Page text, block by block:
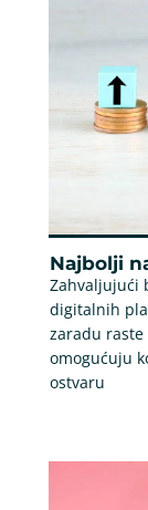
Najbolji
Zahvaljujući
digitalnih
zaradu
omogućuju
ostvaru